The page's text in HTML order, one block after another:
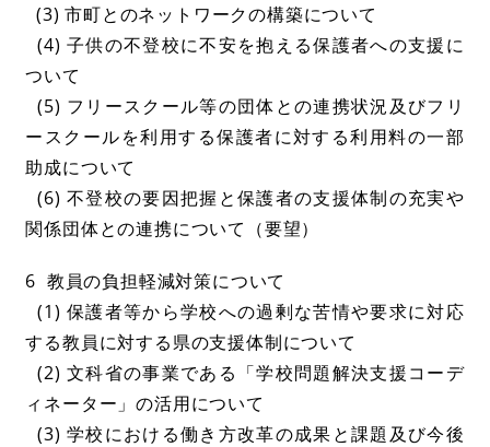
(3) 市町とのネットワークの構築について
(4) 子供の不登校に不安を抱える保護者への支援に
ついて
(5) フリースクール等の団体との連携状況及びフリ
ースクールを利用する保護者に対する利用料の一部
助成について
(6) 不登校の要因把握と保護者の支援体制の充実や
関係団体との連携について（要望）
6 教員の負担軽減対策について
(1) 保護者等から学校への過剰な苦情や要求に対応
する教員に対する県の支援体制について
(2) 文科省の事業である「学校問題解決支援コーデ
ィネーター」の活用について
(3) 学校における働き方改革の成果と課題及び今後